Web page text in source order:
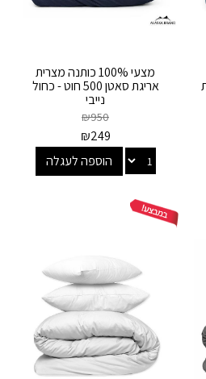
מצעי 100% כותנה מצרית
אריגת סאטן 500 חוט - כחול
נייבי
₪950
₪249
הוספה לעגלה